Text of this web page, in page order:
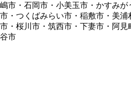
嶋市・石岡市・小美玉市・かすみ
市・つくばみらい市・稲敷市・美
市・桜川市・筑西市・下妻市・阿
谷市